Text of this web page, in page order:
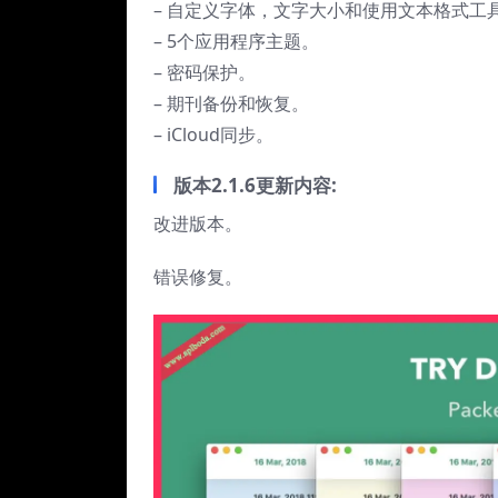
– 自定义字体，文字大小和使用文本格式工
– 5个应用程序主题。
– 密码保护。
– 期刊备份和恢复。
– iCloud同步。
版本2.1.6更新内容:
改进版本。
错误修复。